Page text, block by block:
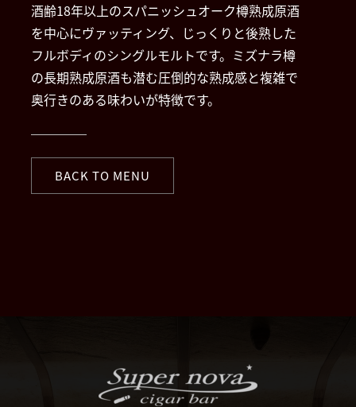
酒齢18年以上のスパニッシュオーク樽熟成原酒
を中心にヴァッティング、じっくりと後熟した
フルボディのシングルモルトです。ミズナラ樽
の長期熟成原酒も潜む圧倒的な熟成感と複雑で
奥行きのある味わいが特徴です。
BACK TO MENU